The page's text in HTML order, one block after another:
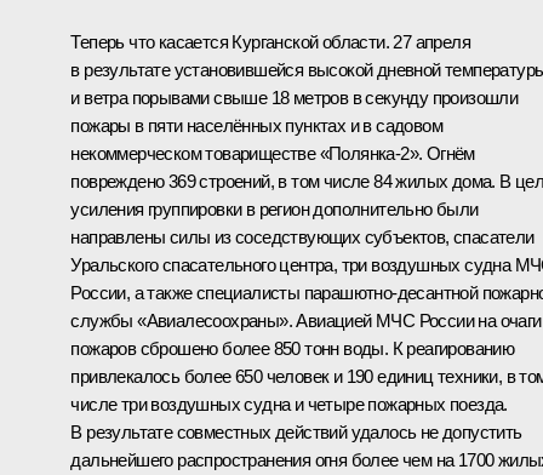
Теперь что касается Курганской области. 27 апреля
в результате установившейся высокой дневной
и ветра порывами свыше 18 метров в секунду произошли
пожары в пяти населённых пунктах и в садовом
некоммерческом товариществе «Полянка-2». Огнём
повреждено 369 строений, в том числе 84 жилых дома. В
усиления группировки в регион дополнительно были
направлены силы из соседствующих субъектов, спасатели
Уральского спасательного центра, три воздушных судна
России, а также специалисты парашютно-десантной
службы «Авиалесоохраны». Авиацией МЧС России на очаги
пожаров сброшено более 850 тонн воды. К реагированию
привлекалось более 650 человек и 190 единиц техники, в
числе три воздушных судна и четыре пожарных поезда.
В результате совместных действий удалось не допустить
дальнейшего распространения огня более чем на 1700